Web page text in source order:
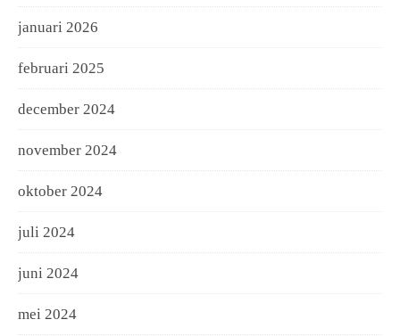
januari 2026
februari 2025
december 2024
november 2024
oktober 2024
juli 2024
juni 2024
mei 2024